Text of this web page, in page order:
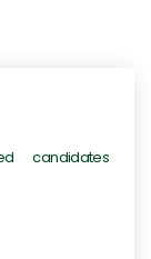
candidates